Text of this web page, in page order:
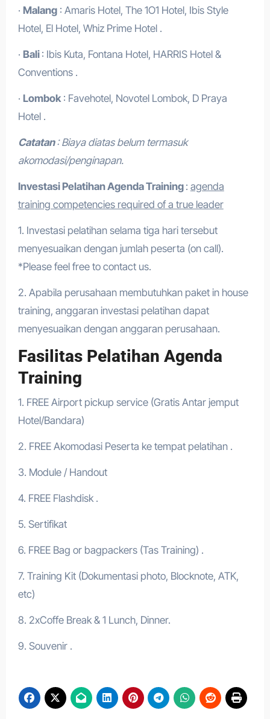
· Malang: Amaris Hotel, The 1O1 Hotel, Ibis Style
Hotel, El Hotel, Whiz Prime Hotel .
· Bali : Ibis Kuta, Fontana Hotel, HARRIS Hotel &
Conventions .
· Lombok: Favehotel, Novotel Lombok, D Praya
Hotel .
Catatan: Biaya diatas belum termasuk
akomodasi/penginapan.
Investasi Pelatihan Agenda Training : agenda
training competencies required of a true leader
1. Investasi pelatihan selama tiga hari tersebut
menyesuaikan dengan jumlah peserta (on call).
*Please feel free to contact us.
2. Apabila perusahaan membutuhkan paket in house
training, anggaran investasi pelatihan dapat
menyesuaikan dengan anggaran perusahaan.
Fasilitas Pelatihan Agenda
Training
1. FREE Airport pickup service (Gratis Antar jemput
Hotel/Bandara)
2. FREE Akomodasi Peserta ke tempat pelatihan .
3. Module / Handout
4. FREE Flashdisk .
5. Sertifikat
6. FREE Bag or bagpackers (Tas Training) .
7. Training Kit (Dokumentasi photo, Blocknote, ATK,
etc)
8. 2xCoffe Break & 1 Lunch, Dinner.
9. Souvenir .